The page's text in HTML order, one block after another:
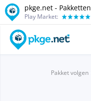
pkge.net - Pakketten
Play Market:
Pakket volgen